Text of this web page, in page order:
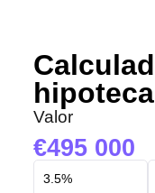
Valor
495 000